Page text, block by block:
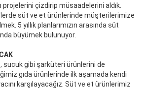
çizdirip müsaadelerini aldık.
süt ve et ürünlerinde müşterilerimize
5 yıllık planlarımızın arasında süt
büyümek bulunuyor.
sucuk gibi şarküteri ürünlerini de
gıda ürünlerinde ilk aşamada kendi
karşılayacağız. Süt ve et ürünlerimiz